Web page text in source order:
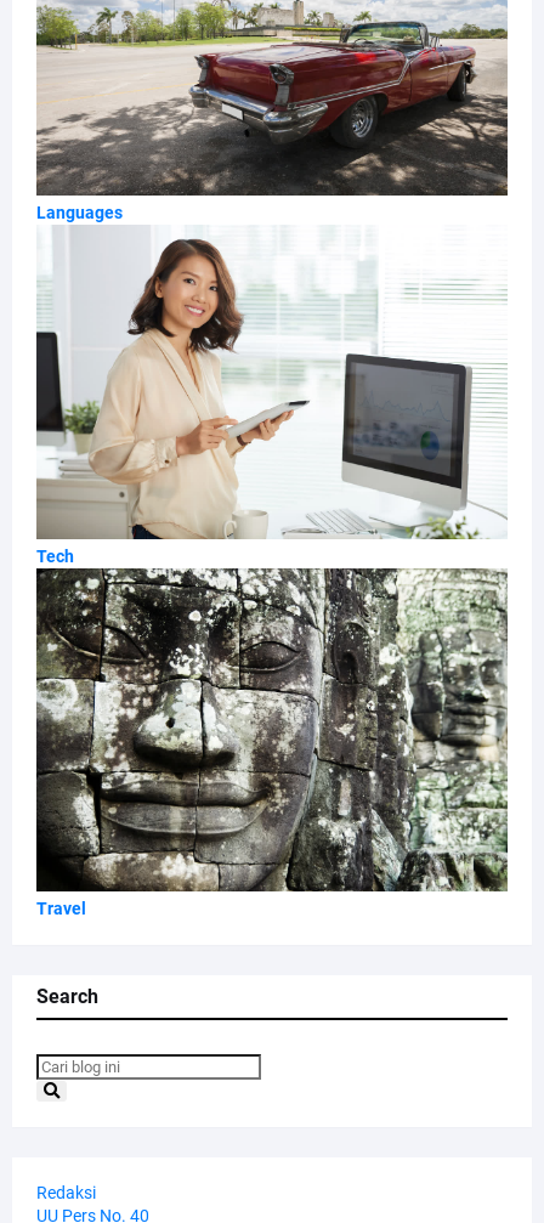
Languages
Tech
Travel
Search
Redaksi
UU Pers No. 40